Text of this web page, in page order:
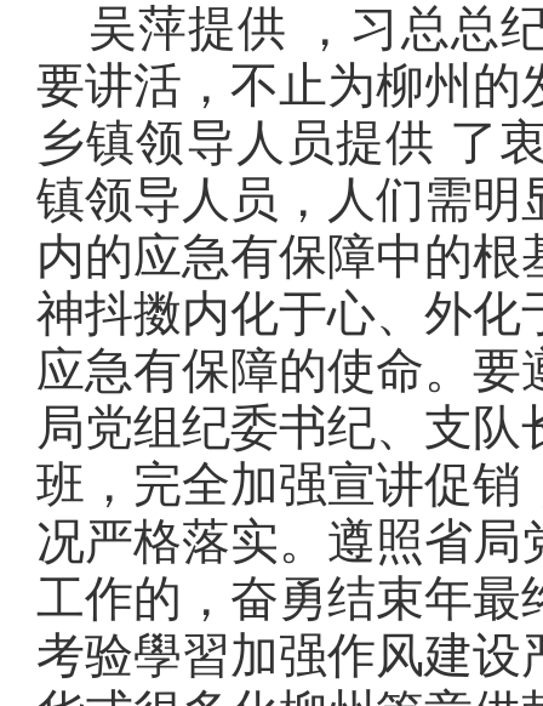
吴萍提供 ，习总总
要讲活，不止为柳州的
乡镇领导人员提供 了
镇领导人员，人们需明
内的应急有保障中的
神抖擞内化于心、外化
应急有保障的使命。
局党组纪委书纪、支
班，完全加强宣讲促销
况严格落实。遵照省
工作的，奋勇结束年最
考验學習加强作风建